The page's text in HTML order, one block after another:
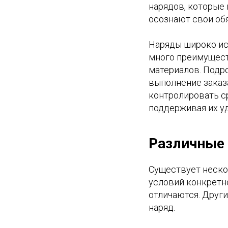
нарядов,
осознают свои
Наряды широко
много
материалов.
выполнение
контролировать
поддерживая их
Существует
условий
отличаются.
наряд.